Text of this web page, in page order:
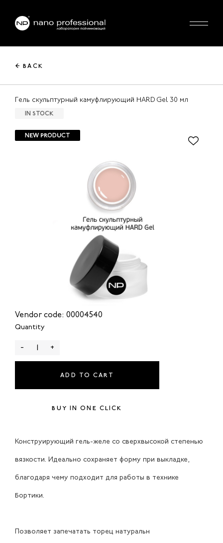
← BACK
Гель скульптурный камуфлирующий HARD Gel 30 мл
IN STOCK
NEW PRODUCT
Vendor code: 00004540
Quantity
- +
ADD TO CART
BUY IN ONE CLICK
Конструирующий гель-желе со сверхвысокой степенью
вязкости. Идеально сохраняет форму при выкладке,
благодаря чему подходит для работы в технике
Бортики.
Позволяет запечатать торец натуральн